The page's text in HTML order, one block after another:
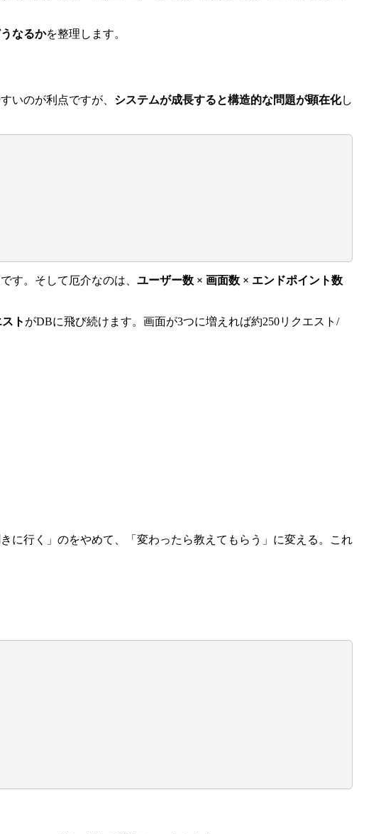
なるかを整理します。
いのが利点ですが、 システムが成長すると構造的な問題が顕在化し
す。そして厄介なのは、 ユーザー数 × 画面数 × エンドポイント数
ト がDBに飛び続けます。画面が3つに増えれば約250リクエスト/
に行く」のをやめて、「変わったら教えてもらう」に変える。これ